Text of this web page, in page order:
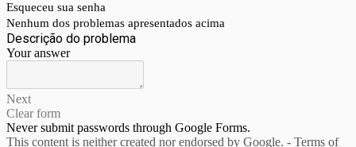
Esqueceu sua senha
Nenhum dos problemas apresentados acima
Descrição do problema
Your answer
Next
Clear form
Never submit passwords through Google Forms.
This content is neither created nor endorsed by Google. - Terms of